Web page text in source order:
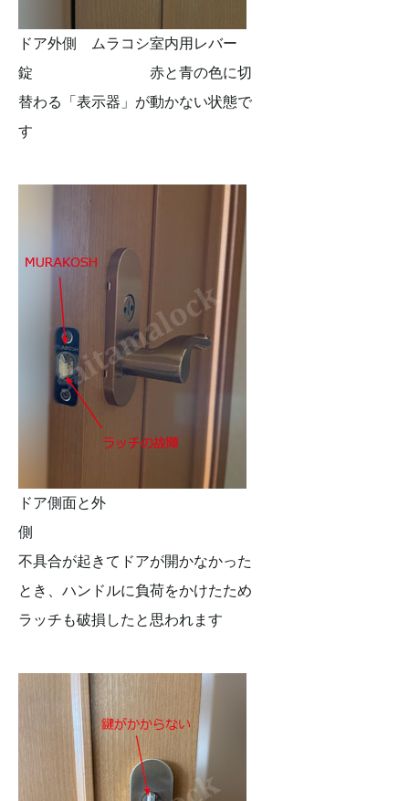
ドア外側 ムラコシ室内用レバー
錠 赤と青の色に切
替わる「表示器」が動かない状態で
す
ドア側面と外
側
不具合が起きてドアが開かなかった
とき、ハンドルに負荷をかけたため
ラッチも破損したと思われます